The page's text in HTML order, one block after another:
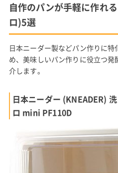
自作のパンが手軽に作れ
ロ)5選
日本ニーダー製などパン作りに
め、美味しいパン作りに役立つ
介します。
日本ニーダー (KNEADER)
ロ mini PF110D